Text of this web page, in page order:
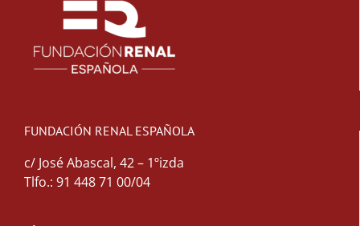
FUNDACIÓN RENAL ESPAÑOLA
c/ José Abascal, 42 – 1ºizda
Tlfo.: 91 448 71 00/04